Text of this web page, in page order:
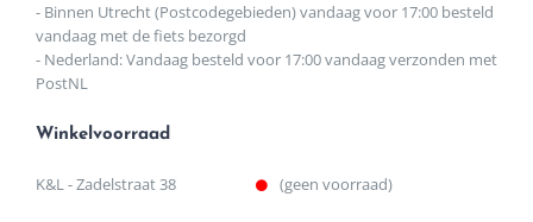
- Binnen Utrecht (Postcodegebieden) vandaag voor 17:00 besteld
vandaag met de fiets bezorgd
- Nederland: Vandaag besteld voor 17:00 vandaag verzonden met
PostNL
Winkelvoorraad
K&L - Zadelstraat 38 (geen voorraad)